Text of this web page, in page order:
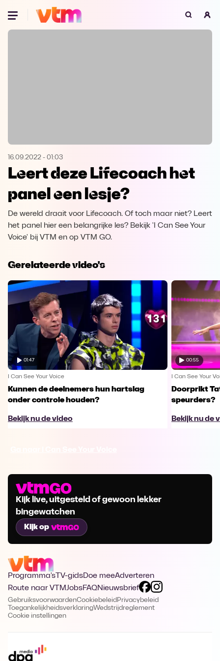
Oeps, browser niet ondersteund
Microsoft Edge Download
Opera
16.09.2022 - 01:03
Leert deze Lifecoach het
panel een lesje?
De wereld draait voor Lifecoach. Of toch maar niet? Leert
het panel hier een belangrijke les? Bekijk 'I Can See Your
Voice' bij VTM en op VTM GO.
Gerelateerde video's
01:47
I Can See Your Voice
Kunnen de deelnemers hun hartslag
onder controle houden?
Bekijk nu de video
00:55
I Can See Your
Doorprikt
speurders?
Bekijk nu de
Kijk live, uitgesteld of gewoon lekker
bingewatchen
Kijk op
Programma's TV-gidsDoe meeAdverteren
Route naar VTMJobsFAQNieuwsbrief
GebruiksvoorwaardenCookiebeleid Privacybeleid
ToegankelijkheidsverklaringWedstrijdreglement
Cookie instellingen